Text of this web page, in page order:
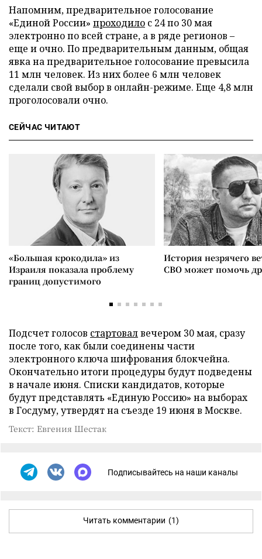
Напомним, предварительное голосование
«Единой России» проходило с 24 по 30 мая
электронно по всей стране, а в ряде регионов –
еще и очно. По предварительным данным, общая
явка на предварительное голосование превысила
11 млн человек. Из них более 6 млн человек
сделали свой выбор в онлайн-режиме. Еще 4,8 млн
проголосовали очно.
СЕЙЧАС ЧИТАЮТ
«Большая крокодила» из
Израиля показала проблему
границ допустимого
История незрячего
СВО может помочь
Подсчет голосов стартовалвечером 30 мая, сразу
после того, как были соединены части
электронного ключа шифрования блокчейна.
Окончательно итоги процедуры будут подведены
в начале июня. Списки кандидатов, которые
будут представлять «Единую Россию» на выборах
в Госдуму, утвердят на съезде 19 июня в Москве.
Текст: Евгения Шестак
Подписывайтесь на наши каналы
Читать комментарии (1)